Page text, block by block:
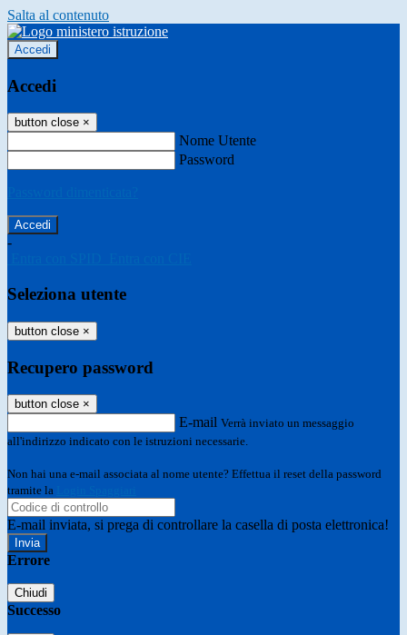
Salta al contenuto
Accedi
Accedi
button close ×
Nome Utente
Password
-
Seleziona utente
button close ×
Recupero password
button close ×
E-mail Verrà inviato un messaggio
all'indirizzo indicato con le istruzioni necessarie.
Non hai una e-mail associata al nome utente? Effettua il reset della password
tramite la
E-mail inviata, si prega di controllare la casella di posta elettronica!
Errore
Chiudi
Successo